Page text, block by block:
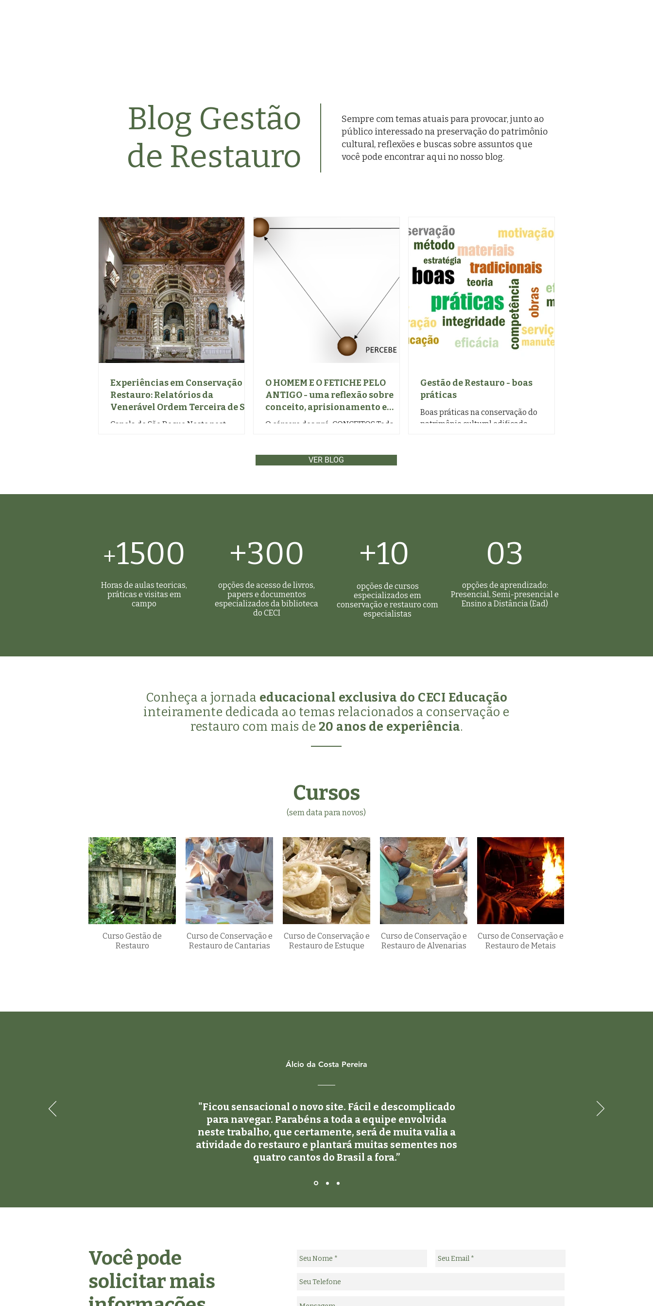
Blog Gestão
de Restauro
Sempre com temas atuais para provocar, junto ao
público interessado na preservação do patrimônio
cultural, reflexões e buscas sobre assuntos que
você pode encontrar aqui no nosso blog.
Experiências em Conservação e
Restauro: Relatórios da
Venerável Ordem Terceira de São
Francisco de Olinda
Capela de São Roque Neste post,
conservação dos bens da Venerável
intervenções em bens de elevado valor
histórico, artístico e religioso: o
Retábulo da Capela de São Roque, o
O HOMEM E O FETICHE PELO
ANTIGO - uma reflexão sobre
conceito, aprisionamento e
liberdade crítica
O cárcere dos pré-CONCEITOS Toda
percepção. − Antes de pensar, o homem
realidade se apresenta a ele por meio
oferece à consciência chega
inteiramente puro, neutro ou
desprovido de sentido. O olhar humano
Gestão de Restauro - boas
práticas
Boas práticas na conservação do
patrimônio cultural edificado
VER BLOG
+1500
Horas de aulas teoricas,
práticas e visitas em
campo
+300
opções de acesso de livros,
papers e documentos
especializados da biblioteca
do CECI
+10 03
opções de cursos
especializados em
conservação e restauro com
especialistas
opções de aprendizado:
Presencial, Semi-presencial e
Ensino a Distância (Ead)
Conheça a jornada educacional exclusiva do CECI Educação
inteiramente dedicada ao temas relacionados a conservação e
restauro com mais de 20 anos de experiência.
Cursos
(sem data para novos)
Curso Gestão de
Restauro
Curso de Conservação e
Restauro de Cantarias
Curso de Conservação e
Restauro de Estuque
Curso de Conservação e
Restauro de Alvenarias
Curso de Conservação e
Restauro de Metais
Álcio da Costa Pereira
"Ficou sensacional o novo site. Fácil e descomplicado
para navegar. Parabéns a toda a equipe envolvida
neste trabalho, que certamente, será de muita valia a
atividade do restauro e plantará muitas sementes nos
quatro cantos do Brasil a fora.”
Você pode
solicitar mais